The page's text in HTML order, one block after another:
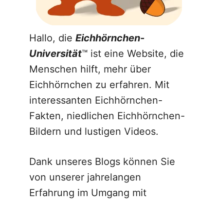
Hallo, die Eichhörnchen-
Universität™ ist eine Website, die
Menschen hilft, mehr über
Eichhörnchen zu erfahren. Mit
interessanten Eichhörnchen-
Fakten, niedlichen Eichhörnchen-
Bildern und lustigen Videos.
Dank unseres Blogs können Sie
von unserer jahrelangen
Erfahrung im Umgang mit